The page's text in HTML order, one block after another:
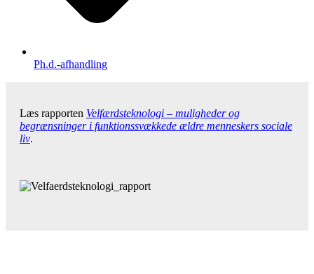
Ph.d.-afhandling
Læs rapporten Velfærdsteknologi – muligheder og
begrænsninger i funktionssvækkede ældre menneskers sociale
liv.